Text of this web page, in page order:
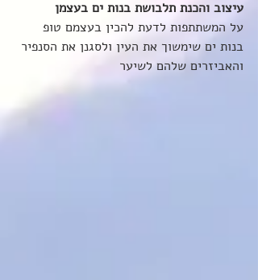
עיצוב והכנת תלבושת בנות ים בעצמן
על המשתתפות לדעת להכין בעצמם טופ
בנות ים שימשוך את העין ולסגנן את הסנפיר
והאביזרים שלהם לשיער